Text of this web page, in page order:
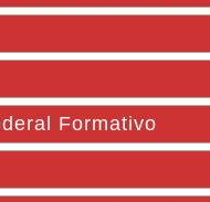
Formativo